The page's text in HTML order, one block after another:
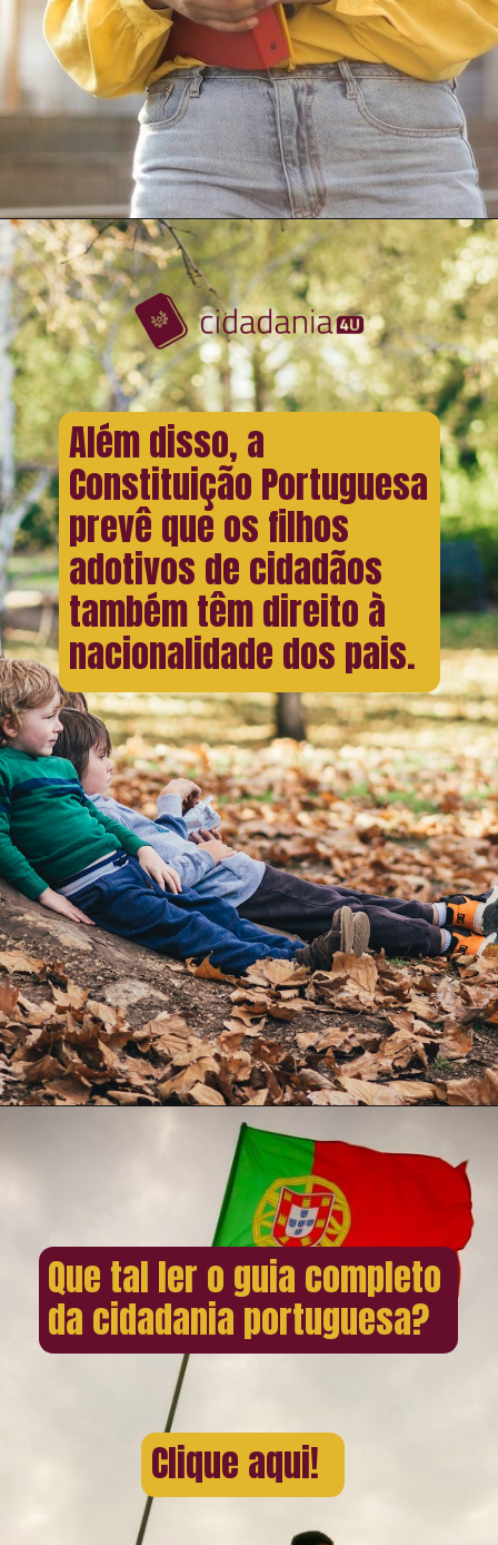
Além disso, a
Constituição Portuguesa
prevê que os filhos
adotivos de cidadãos
também têm direito à
nacionalidade dos pais.
Que tal ler o guia completo
da cidadania portuguesa?
Clique aqui!